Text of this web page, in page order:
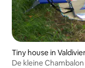
Tiny house in
De kleine Chambalon